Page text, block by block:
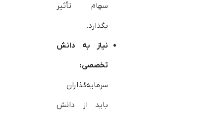
سهام تأثیر
بگذارد.
نیاز به دانش
تخصصی:
سرمایه‌گذاران
باید از دانش